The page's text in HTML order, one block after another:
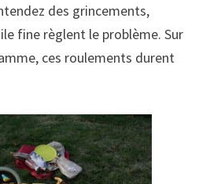
des grincements,
fine règlent le problème. Sur
ces roulements durent